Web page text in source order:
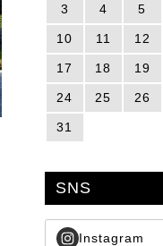
3 4 5
10 11 12
17 18 19
24 25 26
31
SNS
Instagram